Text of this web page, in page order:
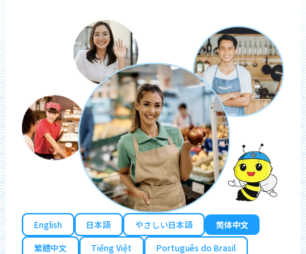
English 日本語 やさしい日本語
简体中文
繁體中文
Tiếng Việt
Português do Brasil